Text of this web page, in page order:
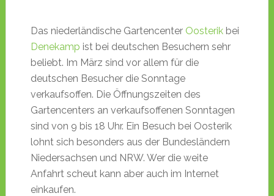
Das niederländische Gartencenter Oosterik bei
Denekamp ist bei deutschen Besuchern sehr
beliebt. Im März sind vor allem für die
deutschen Besucher die Sonntage
verkaufsoffen. Die Öffnungszeiten des
Gartencenters an verkaufsoffenen Sonntagen
sind von 9 bis 18 Uhr. Ein Besuch bei Oosterik
lohnt sich besonders aus der Bundesländern
Niedersachsen und NRW. Wer die weite
Anfahrt scheut kann aber auch im Internet
einkaufen.